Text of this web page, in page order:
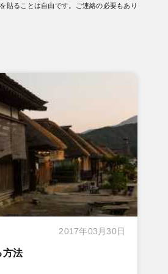
貼ることは自由です。ご連絡の必要もあり
2017年03月30日
方法